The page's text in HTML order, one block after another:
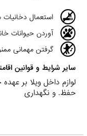
استعمال دخانیات
آوردن حیوانات
گرفتن مهمانی
سایر شرایط و قوانین
لوازم داخل ویلا بر
حفظ. و نگهداری